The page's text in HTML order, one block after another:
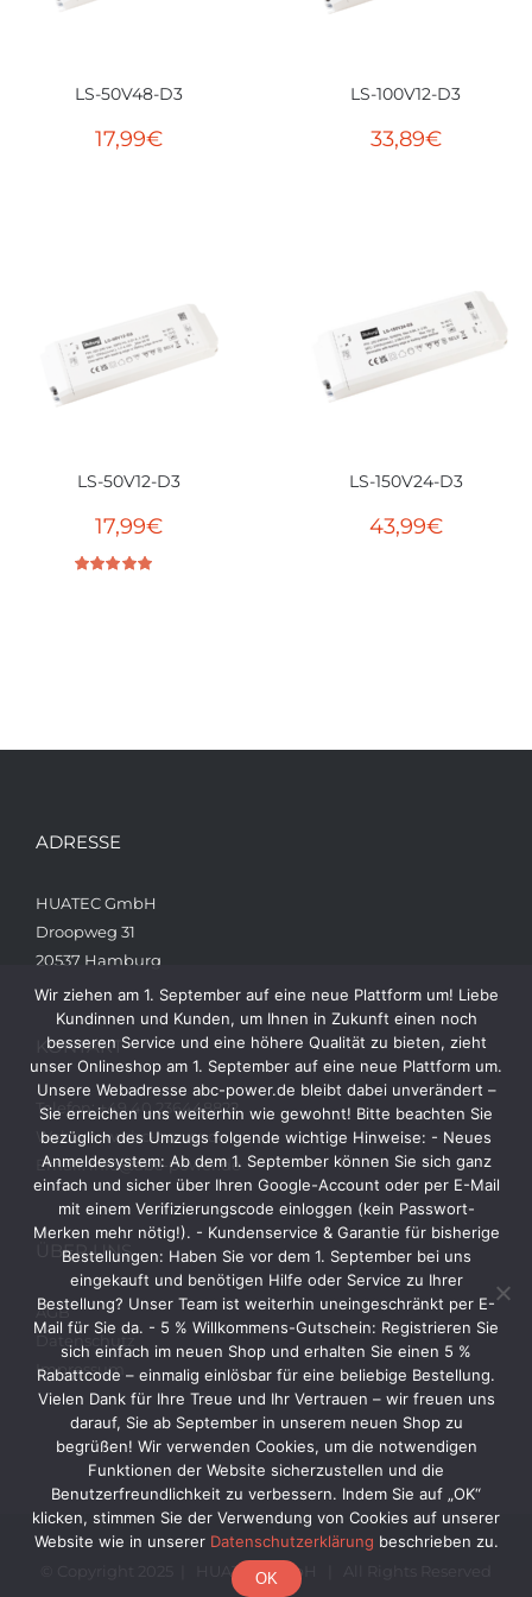
LS-50V48-D3
17,99€
LS-100V12-D3
33,89€
LS-50V12-D3
17,99€
LS-150V24-D3
43,99€
ADRESSE
HUATEC GmbH
Droopweg 31
20537 Hamburg
KONTAKT
Telefon: +49 40 236448822
Web: www.abc-power.de
Email: info@abc-power.de
ÜBER UNS
AGB
Datenschutz
Impressum
© Copyright 2025 | HUATEC GmbH | All Rights Reserved
Wir ziehen am 1. September auf eine neue Plattform um! Liebe
Kundinnen und Kunden, um Ihnen in Zukunft einen noch
besseren Service und eine höhere Qualität zu bieten, zieht
unser Onlineshop am 1. September auf eine neue Plattform um.
Unsere Webadresse abc-power.de bleibt dabei unverändert –
Sie erreichen uns weiterhin wie gewohnt! Bitte beachten Sie
bezüglich des Umzugs folgende wichtige Hinweise: - Neues
Anmeldesystem: Ab dem 1. September können Sie sich ganz
einfach und sicher über Ihren Google-Account oder per E-Mail
mit einem Verifizierungscode einloggen (kein Passwort-
Merken mehr nötig!). - Kundenservice & Garantie für bisherige
Bestellungen: Haben Sie vor dem 1. September bei uns
eingekauft und benötigen Hilfe oder Service zu Ihrer
Bestellung? Unser Team ist weiterhin uneingeschränkt per E-
Mail für Sie da. - 5 % Willkommens-Gutschein: Registrieren Sie
sich einfach im neuen Shop und erhalten Sie einen 5 %
Rabattcode – einmalig einlösbar für eine beliebige Bestellung.
Vielen Dank für Ihre Treue und Ihr Vertrauen – wir freuen uns
darauf, Sie ab September in unserem neuen Shop zu
begrüßen! Wir verwenden Cookies, um die notwendigen
Funktionen der Website sicherzustellen und die
Benutzerfreundlichkeit zu verbessern. Indem Sie auf „OK“
klicken, stimmen Sie der Verwendung von Cookies auf unserer
Website wie in unserer Datenschutzerklärung beschrieben zu.
OK